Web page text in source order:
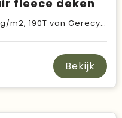
fleece deken
van Gerecycled polyester
Bekijk